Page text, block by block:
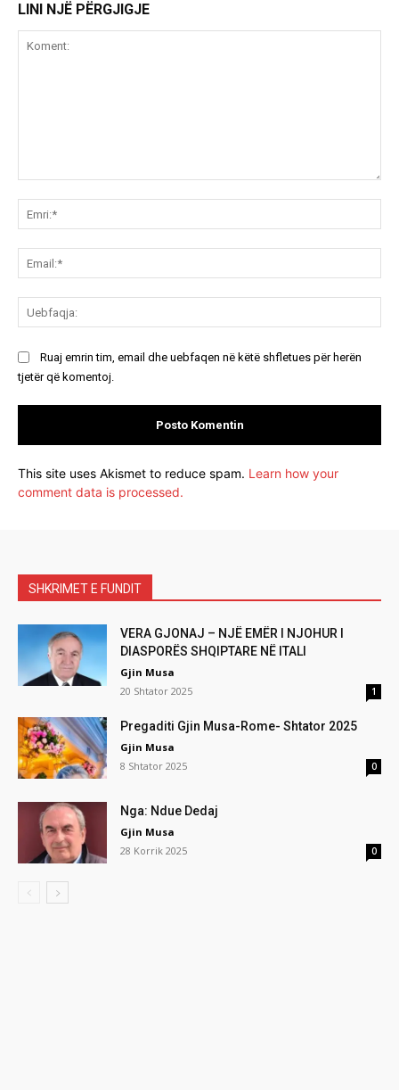
LINI NJË PËRGJIGJE
Ruaj emrin tim, email dhe uebfaqen në këtë shfletues për herën
tjetër që komentoj.
This site uses Akismet to reduce spam. Learn how your
comment data is processed.
SHKRIMET E FUNDIT
VERA GJONAJ – NJË EMËR I NJOHUR I
DIASPORËS SHQIPTARE NË ITALI
Gjin Musa
20 Shtator 2025
1
Pregaditi Gjin Musa-Rome- Shtator 2025
Gjin Musa
8 Shtator 2025
0
Nga: Ndue Dedaj
Gjin Musa
28 Korrik 2025
0